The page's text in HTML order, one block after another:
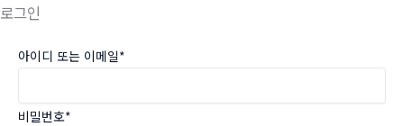
로그인
아이디 또는 이메일*
비밀번호*